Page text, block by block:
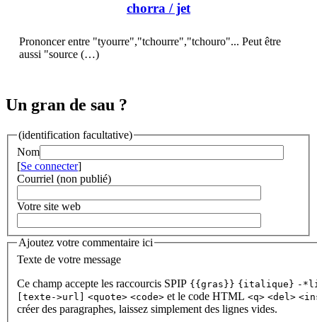
chorra / jet
Prononcer entre "tyourre","tchourre","tchouro"... Peut être
aussi "source (…)
Un gran de sau ?
(identification facultative)
Nom
[Se connecter]
Courriel (non publié)
Votre site web
Ajoutez votre commentaire ici
Texte de votre message
Ce champ accepte les raccourcis SPIP {{gras}} {italique} -
[texte->url] <quote> <code> et le code HTML <q> <del>
créer des paragraphes, laissez simplement des lignes vides.